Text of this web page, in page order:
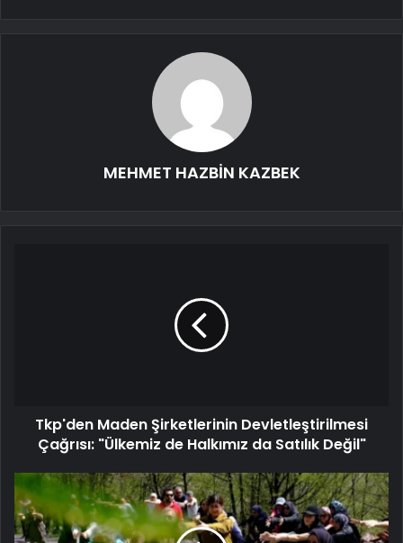
MEHMET HAZBİN KAZBEK
Tkp'den Maden Şirketlerinin Devletleştirilmesi
Çağrısı: "Ülkemiz de Halkımız da Satılık Değil"